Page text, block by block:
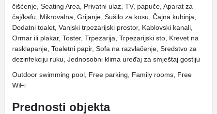
čišćenje, Seating Area, Privatni ulaz, TV, papuče, Aparat za
čaj/kafu, Mikrovalna, Grijanje, Sušilo za kosu, Čajna kuhinja,
Dodatni toalet, Vanjski trpezarijski prostor, Kablovski kanali,
Ormar ili plakar, Toster, Trpezarija, Trpezarijski sto, Krevet na
rasklapanje, Toaletni papir, Sofa na razvlačenje, Sredstvo za
dezinfekciju ruku, Jednosobni klima uređaj za smještaj gostiju
Outdoor swimming pool, Free parking, Family rooms, Free
WiFi
Prednosti objekta